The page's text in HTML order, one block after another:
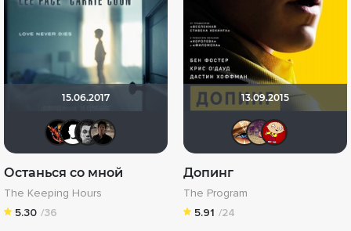
15.06.2017
Останься со мной
The Keeping Hours
5.30 /36
13.09.2015
Допинг
The Program
5.91 /24